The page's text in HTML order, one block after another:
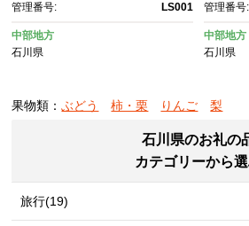
管理番号:
LS001
中部地方
石川県
管理番号:
中部地方
石川県
果物類：ぶどう 柿・栗 りんご 梨
石川県のお礼の
カテゴリーから
旅行(19)